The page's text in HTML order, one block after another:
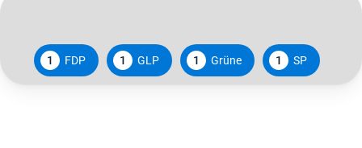
1 FDP 1 GLP 1 Grüne 1 SP